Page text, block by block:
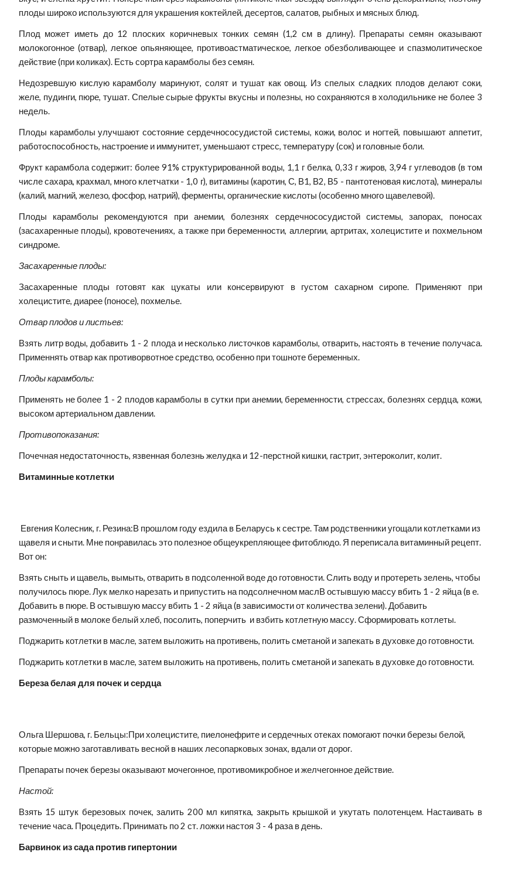
плоды широко используются для украшения коктейлей, десертов, салатов, рыбных и мясных блюд.
Плод может иметь до 12 плоских коричневых тонких семян (1,2 см в длину). Препараты семян оказывают
молокогонное (отвар), легкое опьяняющее, противоастматическое, легкое обезболивающее и спазмолитическое
действие (при коликах). Есть сортра карамболы без семян.
Недозревшую кислую карамболу маринуют, солят и тушат как овощ. Из спелых сладких плодов делают соки,
желе, пудинги, пюре, тушат. Спелые сырые фрукты вкусны и полезны, но сохраняются в холодильнике не более 3
недель.
Плоды карамболы улучшают состояние сердечнососудистой системы, кожи, волос и ногтей, повышают аппетит,
работоспособность, настроение и иммунитет, уменьшают стресс, температуру (сок) и головные боли.
Фрукт карамбола содержит: более 91% структурированной воды, 1,1 г белка, 0,33 г жиров, 3,94 г углеводов (в том
числе сахара, крахмал, много клетчатки - 1,0 г), витамины (каротин, С, В1, В2, В5 - пантотеновая кислота), минералы
(калий, магний, железо, фосфор, натрий), ферменты, органические кислоты (особенно много щавелевой).
Плоды карамболы рекомендуются при анемии, болезнях сердечнососудистой системы, запорах, поносах
(засахаренные плоды), кровотечениях, а также при беременности, аллергии, артритах, холецистите и похмельном
синдроме.
Засахаренные плоды:
Засахаренные плоды готовят как цукаты или консервируют в густом сахарном сиропе. Применяют при
холецистите, диарее (поносе), похмелье.
Отвар плодов и листьев:
Взять литр воды, добавить 1 - 2 плода и несколько листочков карамболы, отварить, настоять в течение получаса.
Применнять отвар как противорвотное средство, особенно при тошноте беременных.
Плоды карамболы:
Применять не более 1 - 2 плодов карамболы в сутки при анемии, беременности, стрессах, болезнях сердца, кожи,
высоком артериальном давлении.
Противопоказания:
Почечная недостаточность, язвенная болезнь желудка и 12-перстной кишки, гастрит, энтероколит, колит.
Витаминные котлетки
щавеля и сныти. Мне понравилась это полезное общеукрепляющее фитоблюдо. Я переписала витаминный рецепт.
Вот он:
Взять сныть и щавель, вымыть, отварить в подсоленной воде до готовности. Слить воду и протереть зелень, чтобы
получилось пюре. Лук мелко нарезать и припустить на подсолнечном маслВ остывшую массу вбить 1 - 2 яйца (в е.
Добавить в пюре. В остывшую массу вбить 1 - 2 яйца (в зависимости от количества зелени). Добавить
размоченный в молоке белый хлеб, посолить, поперчить  и взбить котлетную массу. Сформировать котлеты.
Поджарить котлетки в масле, затем выложить на противень, полить сметаной и запекать в духовке до готовности.
Поджарить котлетки в масле, затем выложить на противень, полить сметаной и запекать в духовке до готовности.
Береза белая для почек и сердца
Ольга Шершова, г. Бельцы:При холецистите, пиелонефрите и сердечных отеках помогают почки березы белой,
которые можно заготавливать весной в наших лесопарковых зонах, вдали от дорог.
Препараты почек березы оказывают мочегонное, противомикробное и желчегонное действие.
Настой:
Взять 15 штук березовых почек, залить 200 мл кипятка, закрыть крышкой и укутать полотенцем. Настаивать в
течение часа. Процедить. Принимать по 2 ст. ложки настоя 3 - 4 раза в день.
Барвинок из сада против гипертонии